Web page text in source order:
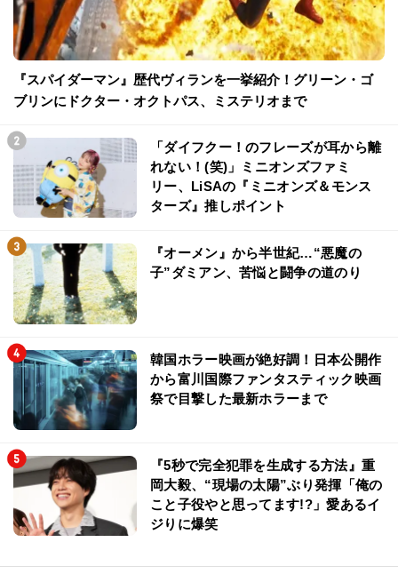
『スパイダーマン』歴代ヴィランを一挙紹介！グリーン・ゴ
ブリンにドクター・オクトパス、ミステリオまで
「ダイフクー！のフレーズが耳から離
れない！(笑)」ミニオンズファミ
リー、LiSAの『ミニオンズ＆モンス
ターズ』推しポイント
『オーメン』から半世紀…“悪魔の
子”ダミアン、苦悩と闘争の道のり
韓国ホラー映画が絶好調！日本公開作
から富川国際ファンタスティック映画
祭で目撃した最新ホラーまで
『5秒で完全犯罪を生成する方法』重
岡大毅、“現場の太陽”ぶり発揮「俺の
こと子役やと思ってます!?」愛あるイ
ジりに爆笑